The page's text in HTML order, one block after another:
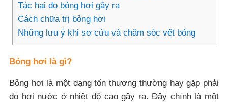
Tác hại do bỏng hơi gây ra
Cách chữa trị bỏng hơi
Những lưu ý khi sơ cứu và chăm sóc vết bỏng
Bỏng hơi là gì?
Bỏng hơi là một dạng tổn thương thường hay gặp phải
do hơi nước ở nhiệt độ cao gây ra. Đây chính là một